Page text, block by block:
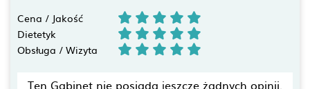
Cena / Jakość
Dietetyk
Obsługa / Wizyta
Ten Gabinet nie posiada jeszcze żadnych opinii.